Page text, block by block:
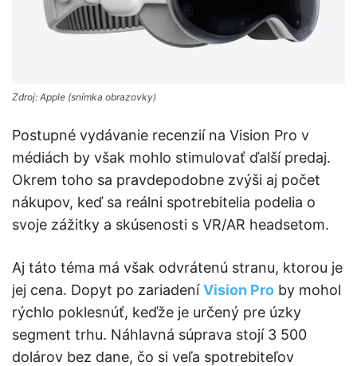
Zdroj: Apple (snímka obrazovky)
Postupné vydávanie recenzií na Vision Pro v
médiách by však mohlo stimulovať ďalší predaj.
Okrem toho sa pravdepodobne zvýši aj počet
nákupov, keď sa reálni spotrebitelia podelia o
svoje zážitky a skúsenosti s VR/AR headsetom.
Aj táto téma má však odvrátenú stranu, ktorou je
jej cena. Dopyt po zariadeníVision Pro by mohol
rýchlo poklesnúť, keďže je určený pre úzky
segment trhu. Náhlavná súprava stojí 3 500
dolárov bez dane, čo si veľa spotrebiteľov